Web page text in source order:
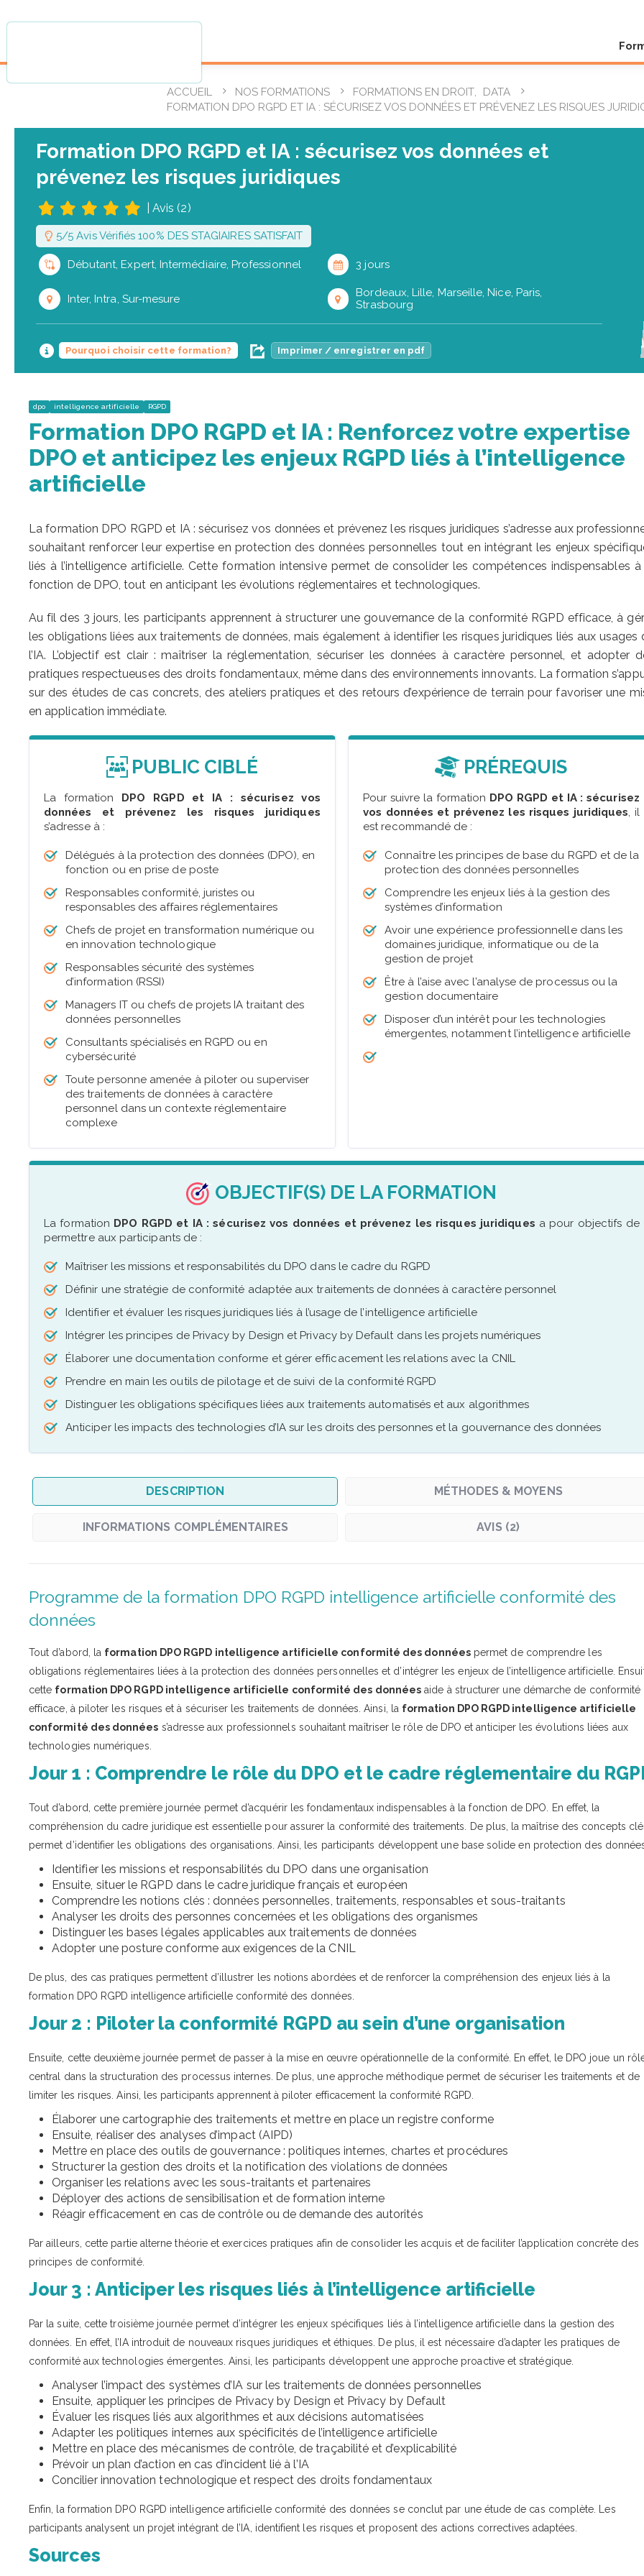
ACCUEIL NOS FORMATIONS FORMATIONS EN DROIT,
DATA
FORMATION DPO RGPD ET IA : SÉCURISEZ VOS DONNÉES ET PRÉVENEZ LES RISQUES
Formation DPO RGPD et IA : sécurisez vos données et
prévenez les risques juridiques
Avis (2)
5/5 Avis Vérifiés 100% DES STAGIAIRES SATISFAIT
Débutant, Expert, Intermédiaire, Professionnel 3 jours
Inter, Intra, Sur-mesure
Bordeaux, Lille, Marseille, Nice, Paris,
Strasbourg
Pourquoi choisir cette formation? Imprimer / enregistrer en pdf
dpo intelligence artificielle RGPD
Formation DPO RGPD et IA : Renforcez votre expertise
DPO et anticipez les enjeux RGPD liés à l’intelligence
artificielle
La formation DPO RGPD et IA : sécurisez vos données et prévenez les risques juridiques s’adresse aux
souhaitant renforcer leur expertise en protection des données personnelles tout en intégrant les enjeux
liés à l’intelligence artificielle. Cette formation intensive permet de consolider les compétences indispensables à
fonction de DPO, tout en anticipant les évolutions réglementaires et technologiques.
Au fil des 3 jours, les participants apprennent à structurer une gouvernance de la conformité RGPD efficace, à
les obligations liées aux traitements de données, mais également à identifier les risques juridiques liés aux usages
l’IA. L’objectif est clair : maîtriser la réglementation, sécuriser les données à caractère personnel, et adopter
pratiques respectueuses des droits fondamentaux, même dans des environnements innovants. La formation
sur des études de cas concrets, des ateliers pratiques et des retours d’expérience de terrain pour favoriser une
en application immédiate.
PUBLIC CIBLÉ
La formation DPO RGPD et IA : sécurisez vos
données et prévenez les risques juridiques
s’adresse à :
Délégués à la protection des données (DPO), en
fonction ou en prise de poste
Responsables conformité, juristes ou
responsables des affaires réglementaires
Chefs de projet en transformation numérique ou
en innovation technologique
Responsables sécurité des systèmes
d’information (RSSI)
Managers IT ou chefs de projets IA traitant des
données personnelles
Consultants spécialisés en RGPD ou en
cybersécurité
Toute personne amenée à piloter ou superviser
des traitements de données à caractère
personnel dans un contexte réglementaire
complexe
PRÉREQUIS
Pour suivre la formation DPO RGPD et IA : sécurisez
vos données et prévenez les risques juridiques, il
est recommandé de :
Connaître les principes de base du RGPD et de la
protection des données personnelles
Comprendre les enjeux liés à la gestion des
systèmes d’information
Avoir une expérience professionnelle dans les
domaines juridique, informatique ou de la
gestion de projet
Être à l’aise avec l’analyse de processus ou la
gestion documentaire
Disposer d’un intérêt pour les technologies
émergentes, notamment l’intelligence artificielle
OBJECTIF(S) DE LA FORMATION
La formation DPO RGPD et IA : sécurisez vos données et prévenez les risques juridiques a pour objectifs de
permettre aux participants de :
Maîtriser les missions et responsabilités du DPO dans le cadre du RGPD
Définir une stratégie de conformité adaptée aux traitements de données à caractère personnel
Identifier et évaluer les risques juridiques liés à l’usage de l’intelligence artificielle
Intégrer les principes de Privacy by Design et Privacy by Default dans les projets numériques
Élaborer une documentation conforme et gérer efficacement les relations avec la CNIL
Prendre en main les outils de pilotage et de suivi de la conformité RGPD
Distinguer les obligations spécifiques liées aux traitements automatisés et aux algorithmes
Anticiper les impacts des technologies d’IA sur les droits des personnes et la gouvernance des données
DESCRIPTION MÉTHODES & MOYENS
INFORMATIONS COMPLÉMENTAIRES AVIS (2)
Programme de la formation DPO RGPD intelligence artificielle conformité des
données
Tout d’abord, la formation DPO RGPD intelligence artificielle conformité des donnéespermet de comprendre les
obligations réglementaires liées à la protection des données personnelles et d’intégrer les enjeux de l’intelligence artificielle.
cette formation DPO RGPD intelligence artificielle conformité des données aide à structurer une démarche de conformité
efficace, à piloter les risques et à sécuriser les traitements de données. Ainsi, la formation DPO RGPD intelligence artificielle
conformité des données s’adresse aux professionnels souhaitant maîtriser le rôle de DPO et anticiper les évolutions liées aux
technologies numériques.
Jour 1 : Comprendre le rôle du DPO et le cadre réglementaire du
Tout d’abord, cette première journée permet d’acquérir les fondamentaux indispensables à la fonction de DPO. En effet, la
compréhension du cadre juridique est essentielle pour assurer la conformité des traitements. De plus, la maîtrise des concepts
permet d’identifier les obligations des organisations. Ainsi, les participants développent une base solide en protection des
Identifier les missions et responsabilités du DPO dans une organisation
Ensuite, situer le RGPD dans le cadre juridique français et européen
Comprendre les notions clés : données personnelles, traitements, responsables et sous-traitants
Analyser les droits des personnes concernées et les obligations des organismes
Distinguer les bases légales applicables aux traitements de données
Adopter une posture conforme aux exigences de la CNIL
De plus, des cas pratiques permettent d’illustrer les notions abordées et de renforcer la compréhension des enjeux liés à la
formation DPO RGPD intelligence artificielle conformité des données.
Jour 2 : Piloter la conformité RGPD au sein d’une organisation
Ensuite, cette deuxième journée permet de passer à la mise en œuvre opérationnelle de la conformité. En effet, le DPO joue un
central dans la structuration des processus internes. De plus, une approche méthodique permet de sécuriser les traitements et de
limiter les risques. Ainsi, les participants apprennent à piloter efficacement la conformité RGPD.
Élaborer une cartographie des traitements et mettre en place un registre conforme
Ensuite, réaliser des analyses d’impact (AIPD)
Mettre en place des outils de gouvernance : politiques internes, chartes et procédures
Structurer la gestion des droits et la notification des violations de données
Organiser les relations avec les sous-traitants et partenaires
Déployer des actions de sensibilisation et de formation interne
Réagir efficacement en cas de contrôle ou de demande des autorités
Par ailleurs, cette partie alterne théorie et exercices pratiques afin de consolider les acquis et de faciliter l’application concrète des
principes de conformité.
Jour 3 : Anticiper les risques liés à l’intelligence artificielle
Par la suite, cette troisième journée permet d’intégrer les enjeux spécifiques liés à l’intelligence artificielle dans la gestion des
données. En effet, l’IA introduit de nouveaux risques juridiques et éthiques. De plus, il est nécessaire d’adapter les pratiques de
conformité aux technologies émergentes. Ainsi, les participants développent une approche proactive et stratégique.
Analyser l’impact des systèmes d’IA sur les traitements de données personnelles
Ensuite, appliquer les principes de Privacy by Design et Privacy by Default
Évaluer les risques liés aux algorithmes et aux décisions automatisées
Adapter les politiques internes aux spécificités de l’intelligence artificielle
Mettre en place des mécanismes de contrôle, de traçabilité et d’explicabilité
Prévoir un plan d’action en cas d’incident lié à l’IA
Concilier innovation technologique et respect des droits fondamentaux
Enfin, la formation DPO RGPD intelligence artificielle conformité des données se conclut par une étude de cas complète. Les
participants analysent un projet intégrant de l’IA, identifient les risques et proposent des actions correctives adaptées.
Sources